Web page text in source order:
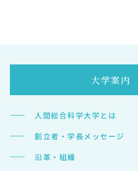
大学案内
人間総合科学大学とは
創立者・学長メッセージ
沿革・組織